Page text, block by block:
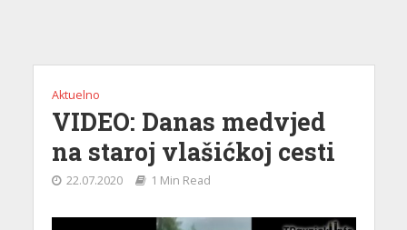
Aktuelno
VIDEO: Danas medvjed
na staroj vlašićkoj cesti
22.07.2020 1 Min Read